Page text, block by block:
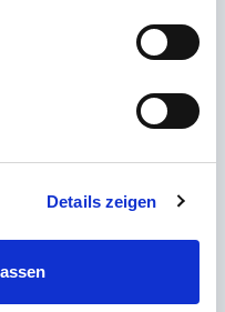
Details zeigen
No-Name-